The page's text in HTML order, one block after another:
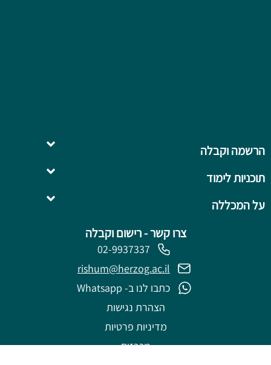
צרו קשר - רישום וקבלה
02-9937337
rishum@herzog.ac.il
כתבו לנו ב- Whatsapp
הצהרת נגישות
מדיניות פרטיות
מכרזים
על המכללה
תוכניות לימוד
הרשמה וקבלה